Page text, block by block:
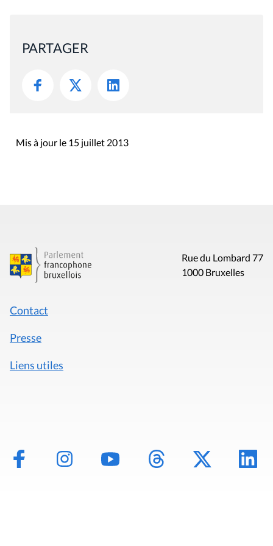
PARTAGER
Mis à jour le 15 juillet 2013
Rue du Lombard 77
1000 Bruxelles
Contact
Presse
Liens utiles